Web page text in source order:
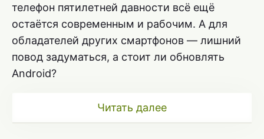
телефон пятилетней давности всё ещё
остаётся современным и рабочим. А для
обладателей других смартфонов — лишний
повод задуматься, а стоит ли обновлять
Android?
Читать далее